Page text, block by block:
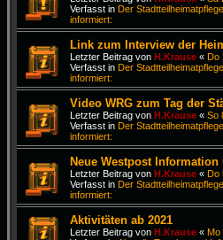
Verfasst in Der
informiert:
Link zum Interview der
Letzter Beitrag von H.Krause « Do
Verfasst in Der
informiert:
Video WRG zum Tag der
Letzter Beitrag von H.Krause « So
Verfasst in Der
informiert:
Neue Westpost Information
Letzter Beitrag von H.Krause « Do
Verfasst in Der
informiert:
Aktivitäten ab 2021
Letzter Beitrag von H.Krause « Mo